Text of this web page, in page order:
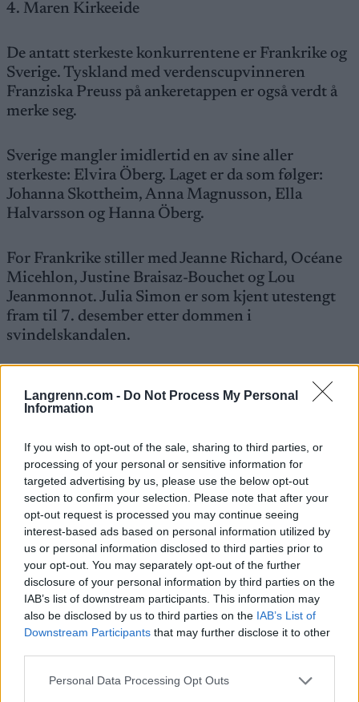
Langrenn.com - Do Not Process My Personal
Information
If you wish to opt-out of the sale, sharing to third parties, or
processing of your personal or sensitive information for
targeted advertising by us, please use the below opt-out
section to confirm your selection. Please note that after your
opt-out request is processed you may continue seeing
interest-based ads based on personal information utilized by
us or personal information disclosed to third parties prior to
your opt-out. You may separately opt-out of the further
disclosure of your personal information by third parties on the
IAB’s list of downstream participants. This information may
also be disclosed by us to third parties on the IAB’s List of
Downstream Participants that may further disclose it to other
Please note that this website/app uses one or more Google
Personal Data Processing Opt Outs
4. Maren Kirkeeide
De antatt sterkeste konkurrentene er Frankrike og
Sverige. Tyskland med verdenscupvinneren
Franziska Preuss på ankeretappen er også verdt å
merke seg.
Sverige mangler imidlertid en av sine aller
sterkeste: Elvira Öberg. Laget er da som følger:
Johanna Skottheim, Anna Magnusson, Ella
Halvarsson og Hanna Öberg.
For Frankrike stiller med Jeanne Richard, Océane
Micehlon, Justine Braisaz-Bouchet og Lou
Jeanmonnot. Julia Simon er som kjent utestengt
fram til 7. desember etter dommen i
svindelskandalen.
Ny skandale i landslaget: Tuklet med
Stafett menn, 4×7.5 km
1. Martin Uldal
2. Isak Leknes Frey
3. Sturla Holm Lægreid
4. Vetle Sjåstad Christiansen
De antatt sterkeste konkurrentene er Frankrike og
Sverige.
Fillon Maillet, Emilien Jacquelin og Eric Perrot.